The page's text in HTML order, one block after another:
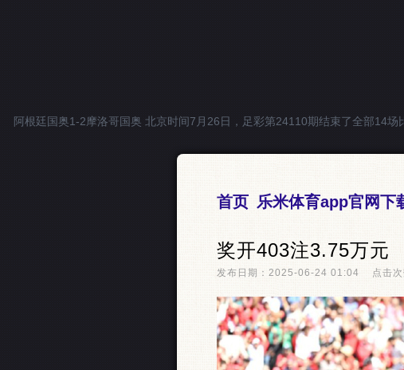
阿根廷国奥1-2摩洛哥国奥 北京时间7月26日，足彩第24110期结束了全部14
首页 乐米体育app官网下
奖开403注3.75万元
发布日期：2025-06-24 01:04 点击次